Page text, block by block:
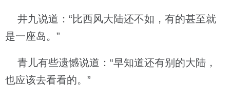
井九说道：“比西风大陆还不如，有的甚至就
是一座岛。”
青儿有些遗憾说道：“早知道还有别的大陆，
也应该去看看的。”